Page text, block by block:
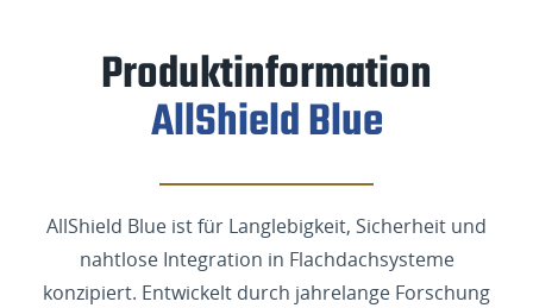
Produktinformation
AllShield Blue
AllShield Blue ist für Langlebigkeit, Sicherheit und
nahtlose Integration in Flachdachsysteme
konzipiert. Entwickelt durch jahrelange Forschung